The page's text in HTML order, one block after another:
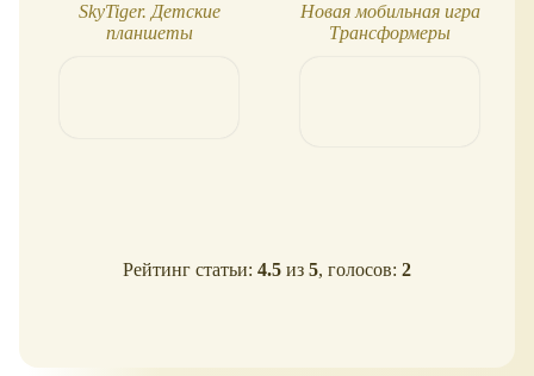
SkyTiger. Детские
планшеты
Новая мобильная игра
Трансформеры
Рейтинг статьи: 4.5 из 5, голосов: 2